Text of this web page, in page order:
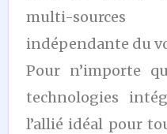
multi-
indépendante du
Pour n’importe
technologies
l’allié idéal pour